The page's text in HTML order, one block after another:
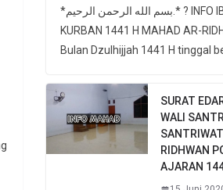
*بسم الله الرحمن الرحيم.* ? INFO IBADAH
KURBAN 1441 H MAHAD AR-
Bulan Dzulhijjah 1441 H tinggal
SURAT
WALI
RIDHWAN
AJARAN